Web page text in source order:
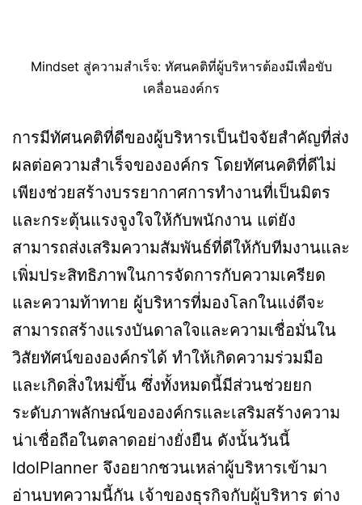
Mindset สู่ความสำเร็จ: ทัศนคติที่ผู้บริหารต้องมีเพื่อขับ
เคลื่อนองค์กร
การมีทัศนคติที่ดีของผู้บริหารเป็นปัจจัยสำคัญที่ส่ง
ผลต่อความสำเร็จขององค์กร โดยทัศนคติที่ดีไม่
เพียงช่วยสร้างบรรยากาศการทำงานที่เป็นมิตร
และกระตุ้นแรงจูงใจให้กับพนักงาน แต่ยัง
สามารถส่งเสริมความสัมพันธ์ที่ดีให้กับทีมงานและ
เพิ่มประสิทธิภาพในการจัดการกับความเครียด
และความท้าทาย ผู้บริหารที่มองโลกในแง่ดีจะ
สามารถสร้างแรงบันดาลใจและความเชื่อมั่นใน
วิสัยทัศน์ขององค์กรได้ ทำให้เกิดความร่วมมือ
และเกิดสิ่งใหม่ขึ้น ซึ่งทั้งหมดนี้มีส่วนช่วยยก
ระดับภาพลักษณ์ขององค์กรและเสริมสร้างความ
น่าเชื่อถือในตลาดอย่างยั่งยืน ดังนั้นวันนี้
IdolPlanner จึงอยากชวนเหล่าผู้บริหารเข้ามา
อ่านบทความนี้กัน เจ้าของธุรกิจกับผู้บริหาร ต่าง